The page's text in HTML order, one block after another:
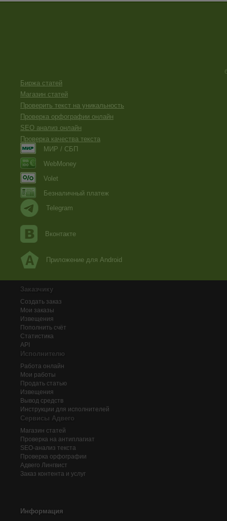
Биржа статей
Магазин статей
Проверить текст на уникальность
Проверка орфографии онлайн
SEO анализ онлайн
Проверка качества текста
МИР / СБП
WebMoney
Volet
Безналичный платеж
Telegram
Вконтакте
Приложение для Android
Заказчику
Создать заказ
Мои заказы
Извещения
Пополнить счёт
Статистика
API
Исполнителю
Работа онлайн
Мои работы
Продать статью
Извещения
Вывод средств
Инструкции для исполнителей
Сервисы Адвего
Магазин статей
Проверка на антиплагиат
SEO-анализ текста
Проверка орфографии
Адвего Лингвист
Заказ контента и услуг
Информация